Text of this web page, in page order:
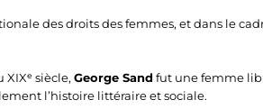
des droits des femmes, et dans le
siècle, George Sand fut une femme
l’histoire littéraire et sociale.